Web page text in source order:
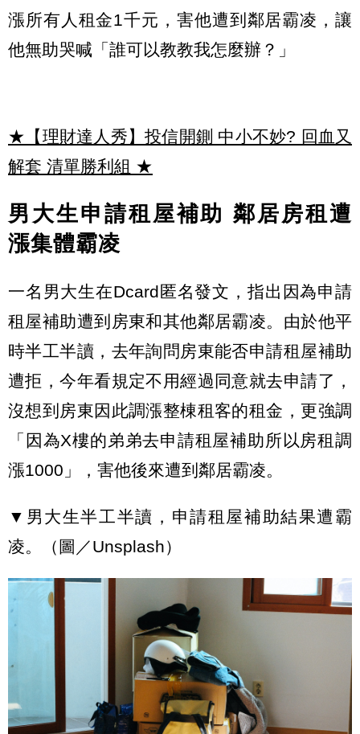
漲所有人租金1千元，害他遭到鄰居霸凌，讓
他無助哭喊「誰可以教教我怎麼辦？」
★【理財達人秀】投信開鍘 中小不妙? 回血又
解套 清單勝利組 ★
男大生申請租屋補助鄰居房租遭
漲集體霸凌
一名男大生在Dcard匿名發文，指出因為申請
租屋補助遭到房東和其他鄰居霸凌。由於他平
時半工半讀，去年詢問房東能否申請租屋補助
遭拒，今年看規定不用經過同意就去申請了，
沒想到房東因此調漲整棟租客的租金，更強調
「因為X樓的弟弟去申請租屋補助所以房租調
漲1000」，害他後來遭到鄰居霸凌。
▼男大生半工半讀，申請租屋補助結果遭霸
凌。（圖／Unsplash）